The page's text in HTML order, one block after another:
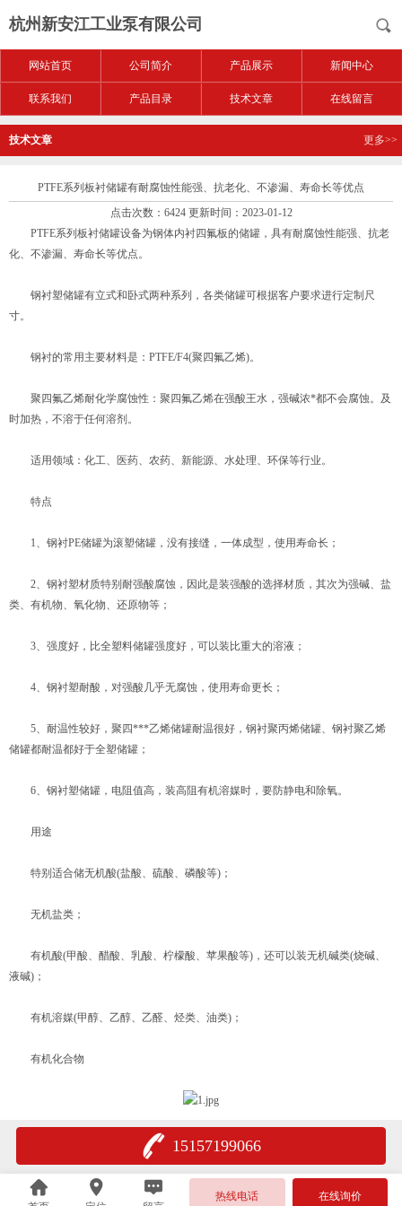
杭州新安江工业泵有限公司
网站首页 公司简介 产品展示 新闻中心
联系我们 产品目录 技术文章 在线留言
技术文章 更多>>
PTFE系列板衬储罐有耐腐蚀性能强、抗老化、不渗漏、寿命长等优点
点击次数：6424 更新时间：2023-01-12
PTFE系列板衬储罐设备为钢体内衬四氟板的储罐，具有耐腐蚀性能强、抗老
化、不渗漏、寿命长等优点。
钢衬塑储罐有立式和卧式两种系列，各类储罐可根据客户要求进行定制尺
寸。
钢衬的常用主要材料是：PTFE/F4(聚四氟乙烯)。
聚四氟乙烯耐化学腐蚀性：聚四氟乙烯在强酸王水，强碱浓*都不会腐蚀。及
时加热，不溶于任何溶剂。
适用领域：化工、医药、农药、新能源、水处理、环保等行业。
特点
1、钢衬PE储罐为滚塑储罐，没有接缝，一体成型，使用寿命长；
2、钢衬塑材质特别耐强酸腐蚀，因此是装强酸的选择材质，其次为强碱、盐
类、有机物、氧化物、还原物等；
3、强度好，比全塑料储罐强度好，可以装比重大的溶液；
4、钢衬塑耐酸，对强酸几乎无腐蚀，使用寿命更长；
5、耐温性较好，聚四***乙烯储罐耐温很好，钢衬聚丙烯储罐、钢衬聚乙烯
储罐都耐温都好于全塑储罐；
6、钢衬塑储罐，电阻值高，装高阻有机溶媒时，要防静电和除氧。
用途
特别适合储无机酸(盐酸、硫酸、磷酸等)；
无机盐类；
有机酸(甲酸、醋酸、乳酸、柠檬酸、苹果酸等)，还可以装无机碱类(烧碱、
液碱)；
有机溶媒(甲醇、乙醇、乙醛、烃类、油类)；
有机化合物
15157199066
热线电话 在线询价